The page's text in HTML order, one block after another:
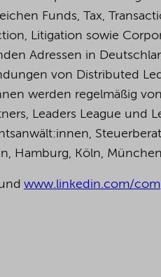
Funds, Tax,
Litigation sowie
Adressen in
von Distributed
werden regelmäßig
Leaders League und
Hamburg, Köln,
www.linkedin.com/